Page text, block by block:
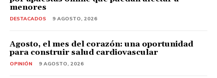
menores
DESTACADOS 9 AGOSTO, 2026
Agosto, el mes del corazón: una oportunidad
para construir salud cardiovascular
OPINIÓN 9 AGOSTO, 2026